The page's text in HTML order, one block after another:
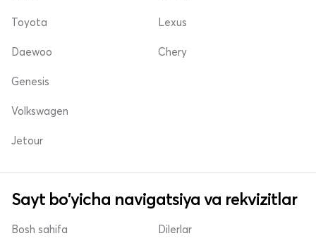
Toyota
Daewoo
Lexus
Chery
Genesis
Volkswagen
Jetour
Sayt bo'yicha navigatsiya va rekvizitlar
Bosh sahifa Dilerlar